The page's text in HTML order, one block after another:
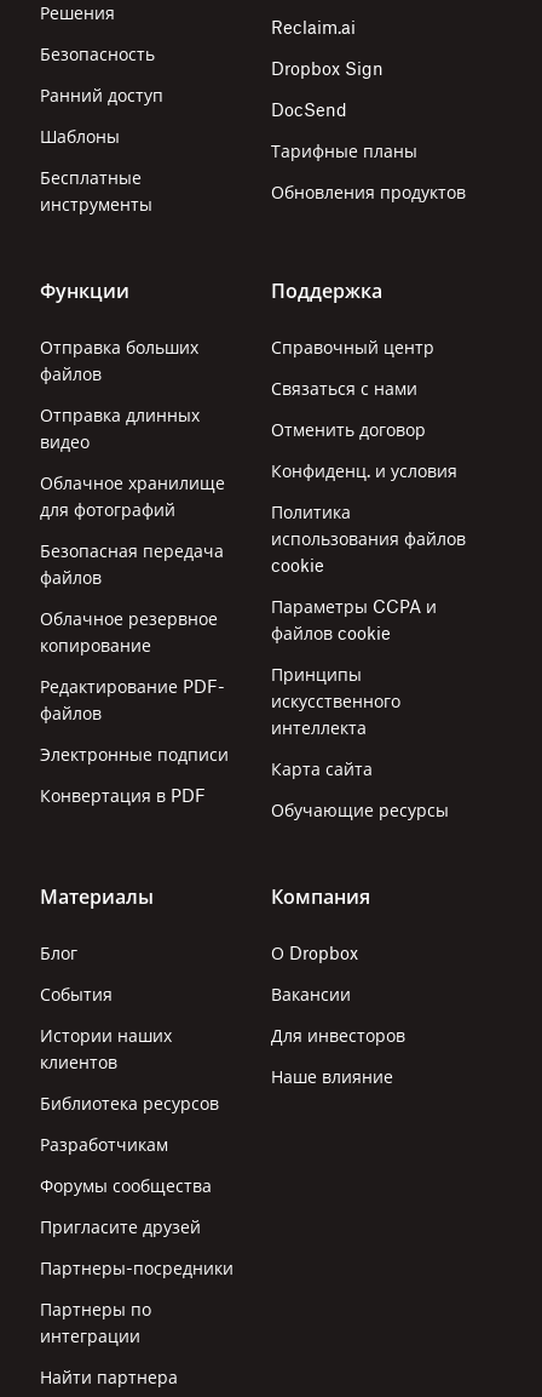
Решения
Безопасность
Ранний доступ
Шаблоны
Бесплатные
инструменты
Reclaim.ai
Dropbox Sign
DocSend
Тарифные планы
Обновления продуктов
Функции
Отправка больших
файлов
Отправка длинных
видео
Облачное хранилище
для фотографий
Безопасная передача
файлов
Облачное резервное
копирование
Редактирование PDF-
файлов
Электронные подписи
Конвертация в PDF
Поддержка
Справочный центр
Связаться с нами
Отменить договор
Конфиденц. и условия
Политика
использования файлов
cookie
Параметры CCPA и
файлов cookie
Принципы
искусственного
интеллекта
Карта сайта
Обучающие ресурсы
Материалы
Блог
События
Истории наших
клиентов
Библиотека ресурсов
Разработчикам
Форумы сообщества
Пригласите друзей
Партнеры-посредники
Партнеры по
интеграции
Найти партнера
Компания
О Dropbox
Вакансии
Для инвесторов
Наше влияние